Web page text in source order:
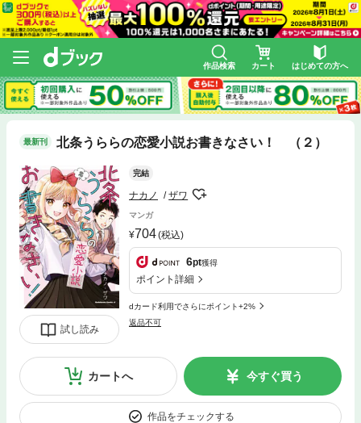
作品検索 カート はじめての方へ
最新刊 北条うららの恋愛小説お書きなさい！ （２）
試し読み
完結
ナカノ ザワ
マンガ
704(税込)
6pt獲得
ポイント詳細
dカード利用でさらにポイント+2%
返品不可
カートへ 今すぐ買う
作品をチェックする